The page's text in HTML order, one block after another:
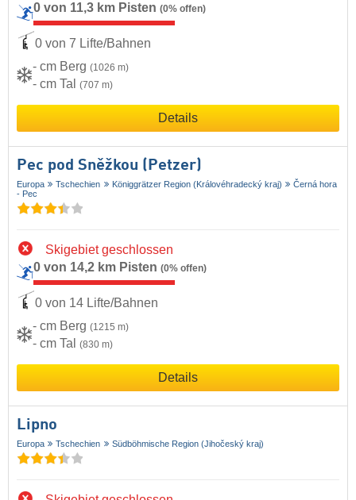
0 von 11,3 km Pisten (0% offen)
0 von 7 Lifte/Bahnen
- cm Berg (1026 m)
- cm Tal (707 m)
Details
Pec pod Sněžkou (Petzer)
Europa Tschechien Königgrätzer Region (Královéhradecký kraj)
Černá hora
- Pec
Skigebiet geschlossen
0 von 14,2 km Pisten (0% offen)
0 von 14 Lifte/Bahnen
- cm Berg (1215 m)
- cm Tal (830 m)
Details
Lipno
Europa Tschechien Südböhmische Region (Jihočeský kraj)